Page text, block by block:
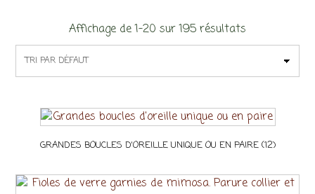
Affichage de 1–20 sur 195 résultats
GRANDES BOUCLES D'OREILLE UNIQUE OU EN PAIRE (12)